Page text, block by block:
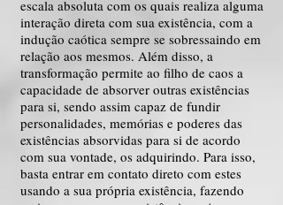
escala absoluta com os quais realiza alguma
interação direta com sua existência, com a
indução caótica sempre se sobressaindo em
relação aos mesmos. Além disso, a
transformação permite ao filho de caos a
capacidade de absorver outras existências
para si, sendo assim capaz de fundir
personalidades, memórias e poderes das
existências absorvidas para si de acordo
com sua vontade, os adquirindo. Para isso,
basta entrar em contato direto com estes
usando a sua própria existência, fazendo